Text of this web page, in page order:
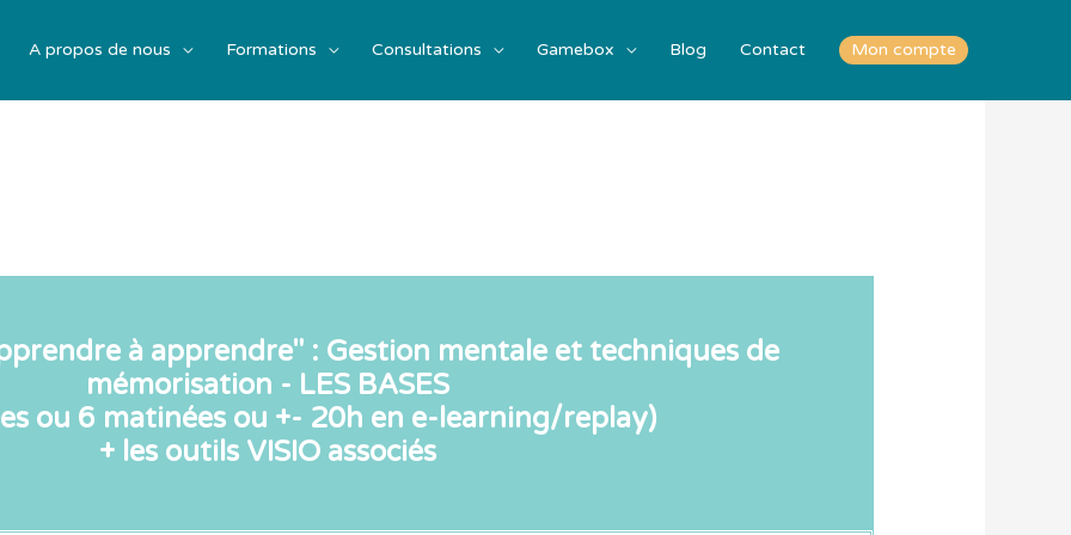
A propos de nous Formations Consultations Gamebox Blog Contact Mon compte
à apprendre" : Gestion mentale et techniques de
mémorisation - LES BASES
ou 6 matinées ou +- 20h en e-learning/replay)
+ les outils VISIO associés